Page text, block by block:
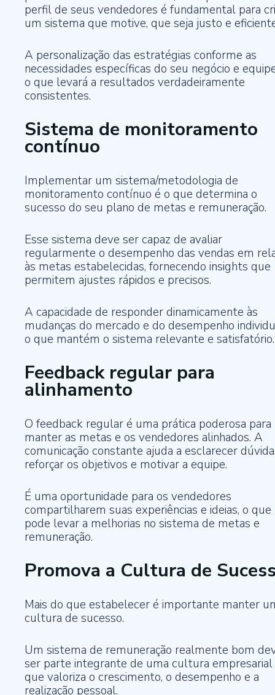
perfil de seus vendedores é fundamental para
um sistema que motive, que seja justo e
A personalização das estratégias conforme as
necessidades específicas do seu negócio e
o que levará a resultados verdadeiramente
consistentes.
Sistema de monitoramento
contínuo
Implementar um sistema/metodologia de
monitoramento contínuo é o que determina o
sucesso do seu plano de metas e remuneração.
Esse sistema deve ser capaz de avaliar
regularmente o desempenho das vendas em
às metas estabelecidas, fornecendo insights que
permitem ajustes rápidos e precisos.
A capacidade de responder dinamicamente às
mudanças do mercado e do desempenho
o que mantém o sistema relevante e satisfatório.
Feedback regular para
alinhamento
O feedback regular é uma prática poderosa para
manter as metas e os vendedores alinhados. A
comunicação constante ajuda a esclarecer
reforçar os objetivos e motivar a equipe.
É uma oportunidade para os vendedores
compartilharem suas experiências e ideias, o que
pode levar a melhorias no sistema de metas e
remuneração.
Promova a Cultura de
Mais do que estabelecer é importante manter
cultura de sucesso.
Um sistema de remuneração realmente bom
ser parte integrante de uma cultura empresarial
que valoriza o crescimento, o desempenho e a
realização pessoal.